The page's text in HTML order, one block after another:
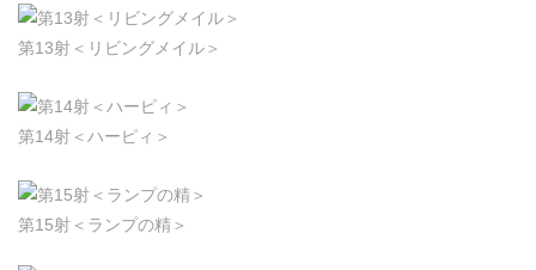
第13射＜リビングメイル＞
第14射＜ハーピィ＞
第15射＜ランプの精＞